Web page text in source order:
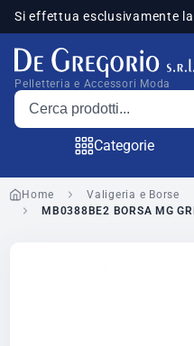
Si effettua esclusivamente
Pelletteria e Accessori Moda
Cerca prodotti
Categorie
Home Valigeria e Borse
MB0388BE2 BORSA MG